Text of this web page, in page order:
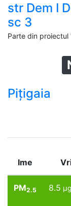
str Dem I
sc 3
Parte din
Pițigaia
Ime
PM2.5 8.5